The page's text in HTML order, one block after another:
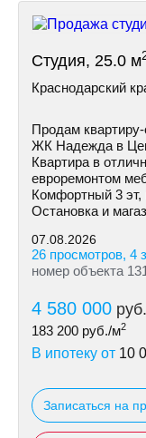
Студия, 25.0 м
Краснодарский
Продам
ЖК Надежда в
Квартира в
евроремонтом
Комфортный 3 эт,
Остановка и
07.08.2026
26 просмотров, 4
номер объекта
4 580 000 руб.
183 200 руб./м2
В ипотеку от 10
Записаться на